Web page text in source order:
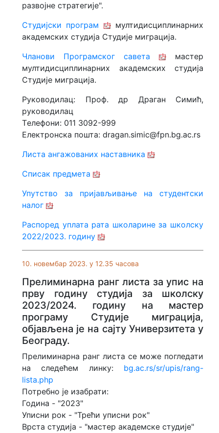
развојне стратегије".
Студијски програм
мултидисциплинарних
академских студија Студије миграција.
Чланови Програмског савета
мастер
мултидисциплинарних академских студија
Студије миграција.
Руководилац: Проф. др Драган Симић,
руководилац
Tелефони: 011 3092-999
Електронска пошта: dragan.simic@fpn.bg.ac.rs
Листа ангажованих наставника
Списак предмета
Упутство за пријављивање на студентски
налог
Распоред уплата рата школарине за школску
2022/2023. годину
10. новембар 2023. у 12.35 часова
Прелиминарна ранг листа за упис на
прву годину студија за школску
2023/2024. годину на мастер
програму Студије миграција,
објављена је на сајту Универзитета у
Београду.
Прелиминарна ранг листа се може погледати
на следећем линку: bg.ac.rs/sr/upis/rang-
lista.php
Потребно је изабрати:
Година - "2023"
Уписни рок - "Трећи уписни рок"
Врста студија - "мастер академске студије"